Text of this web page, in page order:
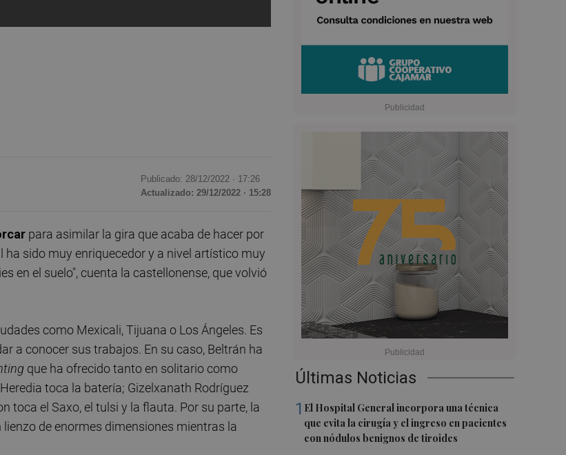
Últimas Noticias
1 El Hospital General incorpora una técnica
que evita la cirugía y el ingreso en pacientes
con nódulos benignos de tiroides
Publicado: 28/12/2022 · 17:26
Actualizado: 29/12/2022 · 15:28
para asimilar la gira que acaba de hacer por
ha sido muy enriquecedor y a nivel artístico muy
en el suelo", cuenta la castellonense, que volvió
como Mexicali, Tijuana o Los Ángeles. Es
a conocer sus trabajos. En su caso, Beltrán ha
que ha ofrecido tanto en solitario como
toca la batería; Gizelxanath Rodríguez
toca el Saxo, el tulsi y la flauta. Por su parte, la
de enormes dimensiones mientras la